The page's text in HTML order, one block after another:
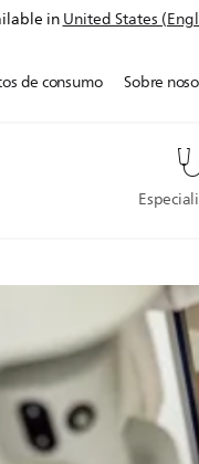
inUnited States
de consumo Sobre